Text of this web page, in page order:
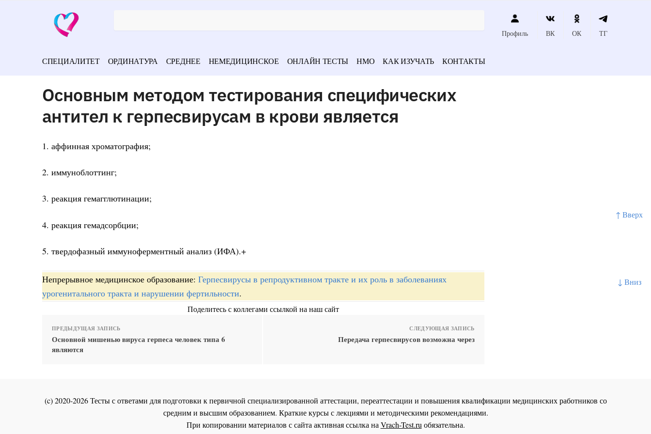
↑ Вверх
↓ Вниз
Профиль ВК ОК ТГ
СПЕЦИАЛИТЕТ ОРДИНАТУРА СРЕДНЕЕ НЕМЕДИЦИНСКОЕ ОНЛАЙН ТЕСТЫ НМО КАК ИЗУЧАТЬ КОНТАКТЫ
Основным методом тестирования специфических
антител к герпесвирусам в крови является
1. аффинная хроматография;
2. иммуноблоттинг;
3. реакция гемагглютинации;
4. реакция гемадсорбции;
5. твердофазный иммуноферментный анализ (ИФА).+
Непрерывное медицинское образование: Герпесвирусы в репродуктивном тракте и их роль в заболеваниях
урогенитального тракта и нарушении фертильности.
Поделитесь с коллегами ссылкой на наш сайт
ПРЕДЫДУЩАЯ ЗАПИСЬ
Основной мишенью вируса герпеса человек типа 6
являются
СЛЕДУЮЩАЯ ЗАПИСЬ
Передача герпесвирусов возможна через
(c) 2020-2026 Тесты с ответами для подготовки к первичной специализированной аттестации, переаттестации и повышения квалификации медицинских работников со
средним и высшим образованием. Краткие курсы с лекциями и методическими рекомендациями.
При копировании материалов с сайта активная ссылка на Vrach-Test.ru обязательна.